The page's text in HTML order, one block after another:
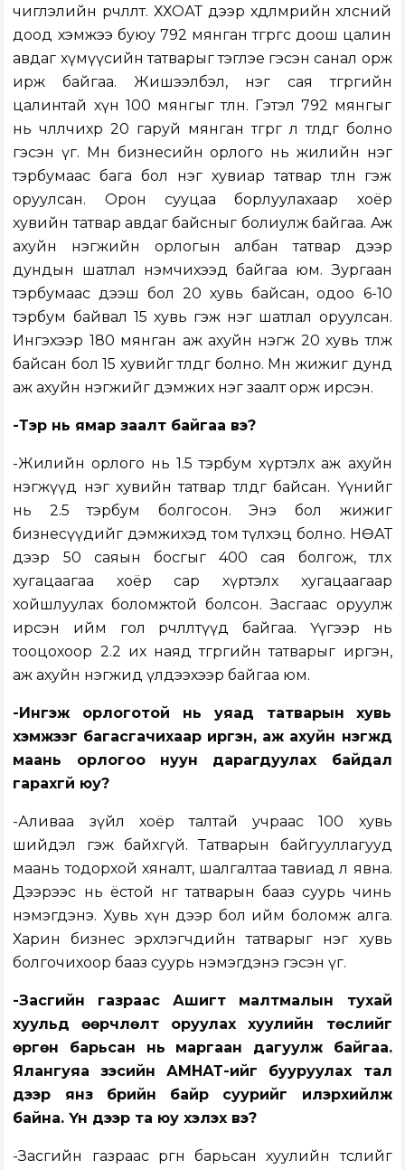
чиглэлийн өөрчлөлт. ХХОАТ дээр хөдөлмөрийн хөлсний
доод хэмжээ буюу 792 мянган төгрөгөөс доош цалин
авдаг хүмүүсийн татварыг тэглэе гэсэн санал орж
ирж байгаа. Жишээлбэл, нэг сая төгрөгийн
цалинтай хүн 100 мянгыг төлнө. Гэтэл 792 мянгыг
нь чөлөөлчихөөр 20 гаруй мянган төгрөг л төлдөг болно
гэсэн үг. Мөн бизнесийн орлого нь жилийн нэг
тэрбумаас бага бол нэг хувиар татвар төлнө гэж
оруулсан. Орон сууцаа борлуулахаар хоёр
хувийн татвар авдаг байсныг болиулж байгаа. Аж
ахуйн нэгжийн орлогын албан татвар дээр
дундын шатлал нэмчихээд байгаа юм. Зургаан
тэрбумаас дээш бол 20 хувь байсан, одоо 6-10
тэрбум байвал 15 хувь гэж нэг шатлал оруулсан.
Ингэхээр 180 мянган аж ахуйн нэгж 20 хувь төлж
байсан бол 15 хувийг төлдөг болно. Мөн жижиг дунд
аж ахуйн нэгжийг дэмжих нэг заалт орж ирсэн.
-Тэр нь ямар заалт байгаа вэ?
-Жилийн орлого нь 1.5 тэрбум хүртэлх аж ахуйн
нэгжүүд нэг хувийн татвар төлдөг байсан. Үүнийг
нь 2.5 тэрбум болгосон. Энэ бол жижиг
бизнесүүдийг дэмжихэд том түлхэц болно. НӨАТ
дээр 50 саяын босгыг 400 сая болгож, төлөх
хугацаагаа хоёр сар хүртэлх хугацаагаар
хойшлуулах боломжтой болсон. Засгаас оруулж
ирсэн ийм гол өөрчлөлтүүд байгаа. Үүгээр нь
тооцохоор 2.2 их наяд төгрөгийн татварыг иргэн,
аж ахуйн нэгжид үлдээхээр байгаа юм.
-Ингэж орлоготой нь уяад татварын хувь
хэмжээг багасгачихаар иргэн, аж ахуйн нэгжүүд
маань орлогоо нуун дарагдуулах байдал
гарахгүй юу?
-Аливаа зүйл хоёр талтай учраас 100 хувь
шийдэл гэж байхгүй. Татварын байгууллагууд
маань тодорхой хяналт, шалгалтаа тавиад л явна.
Дээрээс нь ёстой нөгөө татварын бааз суурь чинь
нэмэгдэнэ. Хувь хүн дээр бол ийм боломж алга.
Харин бизнес эрхлэгчдийн татварыг нэг хувь
болгочихоор бааз суурь нэмэгдэнэ гэсэн үг.
-Засгийн газраас Ашигт малтмалын тухай
хуульд өөрчлөлт оруулах хуулийн төслийг
өргөн барьсан нь маргаан дагуулж байгаа.
Ялангуяа зэсийн АМНАТ-ийг бууруулах тал
дээр янз бүрийн байр суурийг илэрхийлж
байна. Үүн дээр та юу хэлэх вэ?
-Засгийн газраас өргөн барьсан хуулийн төслийг